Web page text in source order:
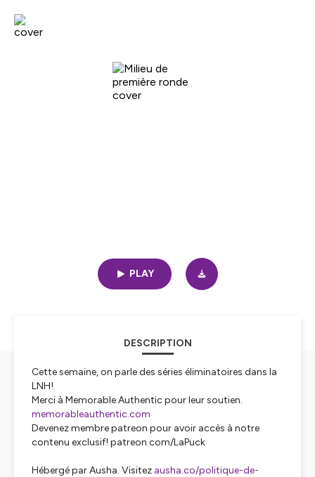
PLAY
DESCRIPTION
Cette semaine, on parle des séries éliminatoires dans la
LNH!
Merci à Memorable Authentic pour leur soutien.
memorableauthentic.com
Devenez membre patreon pour avoir accès à notre
contenu exclusif! patreon.com/LaPuck
Hébergé par Ausha. Visitez ausha.co/politique-de-